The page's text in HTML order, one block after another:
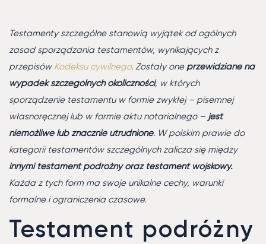
Testamenty szczególne stanowią wyjątek od ogólnych
zasad sporządzania testamentów, wynikających z
przepisówKodeksu cywilnego. Zostały one przewidziane na
wypadek szczególnych okoliczności, w których
sporządzenie testamentu w formie zwykłej – pisemnej
własnoręcznej lub w formie aktu notarialnego – jest
niemożliwe lub znacznie utrudnione. W polskim prawie do
kategorii testamentów szczególnych zalicza się między
innymi testament podróżny oraz testament wojskowy.
Każda z tych form ma swoje unikalne cechy, warunki
formalne i ograniczenia czasowe.
Testament podróżny